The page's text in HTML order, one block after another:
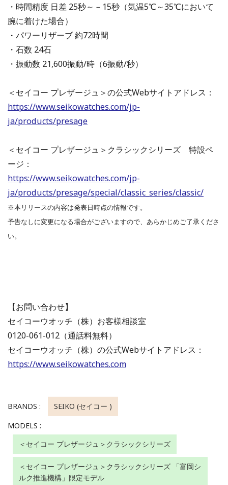
・時間精度 日差 25秒～－15秒（気温5℃～35℃において
腕に着けた場合）
・パワーリザーブ 約72時間
・石数 24石
・振動数 21,600振動/時（6振動/秒）
＜セイコー プレザージュ＞の公式Webサイトアドレス：
https://www.seikowatches.com/jp-
ja/products/presage
＜セイコー プレザージュ＞クラシックシリーズ 特設ペ
ージ：
https://www.seikowatches.com/jp-
ja/products/presage/special/classic_series/classic/
※本リリースの内容は発表日時点の情報です。
予告なしに変更になる場合がございますので、あらかじめご了承くださ
い。
【お問い合わせ】
セイコーウオッチ（株）お客様相談室
0120-061-012（通話料無料）
セイコーウオッチ（株）の公式Webサイトアドレス：
https://www.seikowatches.com
BRANDS :
SEIKO (セイコー )
MODELS :
＜セイコー プレザージュ＞クラシックシリーズ
＜セイコー プレザージュ＞クラシックシリーズ 「富岡シ
ルク推進機構」限定モデル